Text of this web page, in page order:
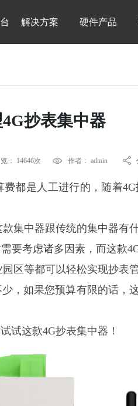
解决方案 硬件产品
抄表集中器
： 14646次 作者： admin
费都是人工进行的，随着
集中器跟传统的集中器有
要考虑诸多因素，而这款
区等都可以轻松实现抄表管
，如果您预算有限的话，
试这款4G抄表集中器！